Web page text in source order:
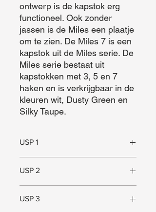
ontwerp is de kapstok erg
functioneel. Ook zonder
jassen is de Miles een plaatje
om te zien. De Miles 7 is een
kapstok uit de Miles serie. De
Miles serie bestaat uit
kapstokken met 3, 5 en 7
haken en is verkrijgbaar in de
kleuren wit, Dusty Green en
Silky Taupe.
USP 1
USP 2
USP 3